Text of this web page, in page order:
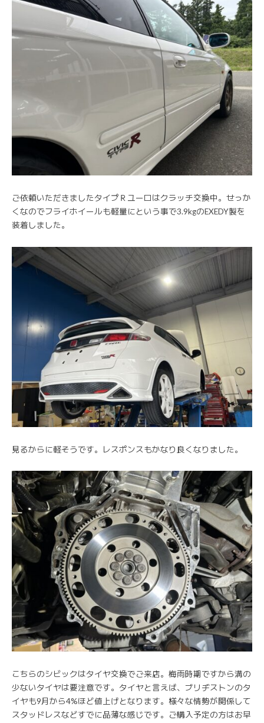
ご依頼いただきましたタイプＲユーロはクラッチ交換中。せっか
くなのでフライホイールも軽量にという事で3.9kgのEXEDY製を
装着しました。
見るからに軽そうです。レスポンスもかなり良くなりました。
こちらのシビックはタイヤ交換でご来店。梅雨時期ですから溝の
少ないタイヤは要注意です。タイヤと言えば、ブリヂストンのタ
イヤも9月から4%ほど値上げとなります。様々な情勢が関係して
スタッドレスなどすでに品薄な感じです。ご購入予定の方はお早